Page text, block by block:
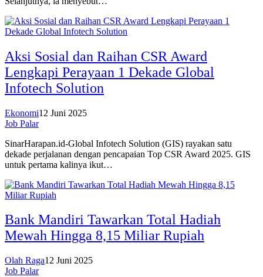
Aksi Sosial dan Raihan CSR Award
Lengkapi Perayaan 1 Dekade Global
Infotech Solution
Ekonomi12 Juni 2025
Job Palar
SinarHarapan.id-Global Infotech Solution (GIS) rayakan satu
dekade perjalanan dengan pencapaian Top CSR Award 2025. GIS
untuk pertama kalinya ikut…
Bank Mandiri Tawarkan Total Hadiah
Mewah Hingga 8,15 Miliar Rupiah
Olah Raga12 Juni 2025
Job Palar